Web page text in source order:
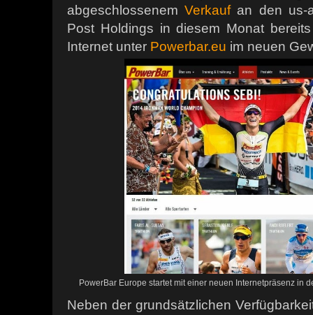
abgeschlossenemVerkaufan den us-
Post Holdings in diesem Monat
Internet unter Powerbar.eu im neuen
PowerBar Europe startet mit einer neuen Internetpräsenz in
Neben der grundsätzlichen